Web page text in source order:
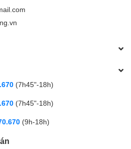
(7h45"-18h)
(7h45"-18h)
(9h-18h)